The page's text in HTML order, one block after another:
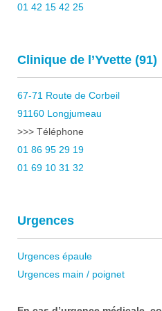
01 42 15 42 25
Clinique de l’Yvette (91)
67-71 Route de Corbeil
91160 Longjumeau
>>> Téléphone
01 86 95 29 19
01 69 10 31 32
Urgences
Urgences épaule
Urgences main / poignet